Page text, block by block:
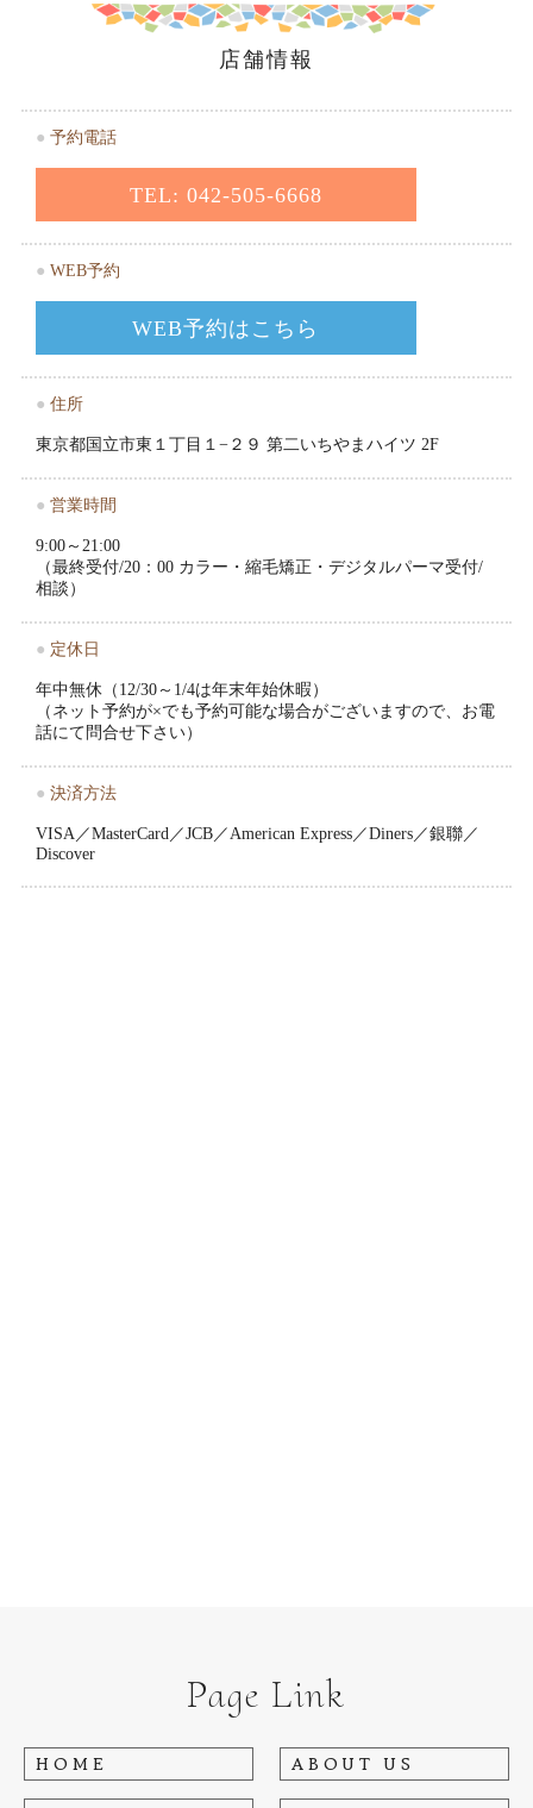
店舗情報
● 予約電話
TEL: 042-505-6668
● WEB予約
WEB予約はこちら
● 住所
東京都国立市東１丁目１−２９ 第二いちやまハイツ 2F
● 営業時間
9:00～21:00
（最終受付/20：00 カラー・縮毛矯正・デジタルパーマ受付/
相談）
● 定休日
年中無休（12/30～1/4は年末年始休暇）
（ネット予約が×でも予約可能な場合がございますので、お電
話にて問合せ下さい）
● 決済方法
VISA／MasterCard／JCB／American Express／Diners／銀聯／
Discover
Page Link
HOME ABOUT US